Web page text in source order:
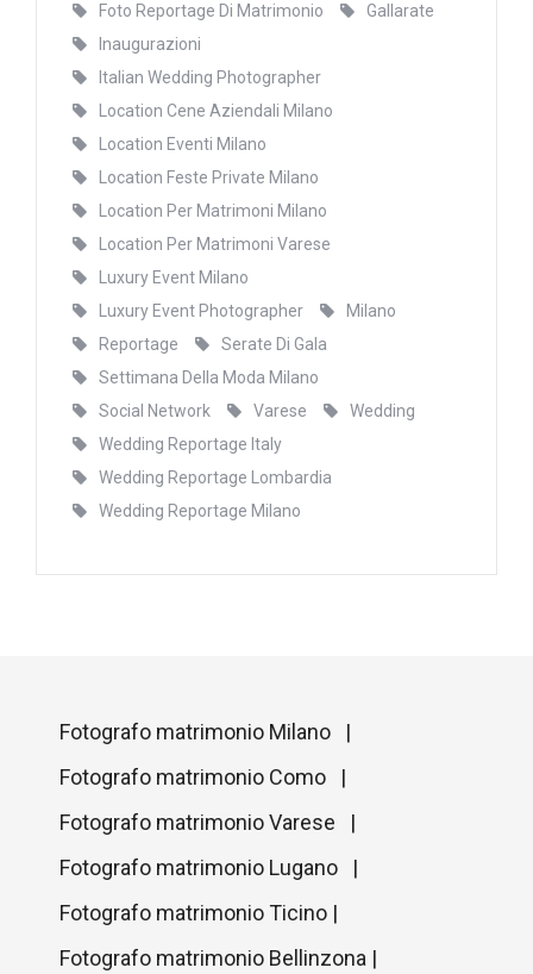
Foto Reportage Di Matrimonio
Gallarate
Inaugurazioni
Italian Wedding Photographer
Location Cene Aziendali Milano
Location Eventi Milano
Location Feste Private Milano
Location Per Matrimoni Milano
Location Per Matrimoni Varese
Luxury Event Milano
Luxury Event Photographer
Milano
Reportage
Serate Di Gala
Settimana Della Moda Milano
Social Network
Varese
Wedding
Wedding Reportage Italy
Wedding Reportage Lombardia
Wedding Reportage Milano
Fotografo matrimonio Milano |
Fotografo matrimonio Como |
Fotografo matrimonio Varese |
Fotografo matrimonio Lugano |
Fotografo matrimonio Ticino |
Fotografo matrimonio Bellinzona |